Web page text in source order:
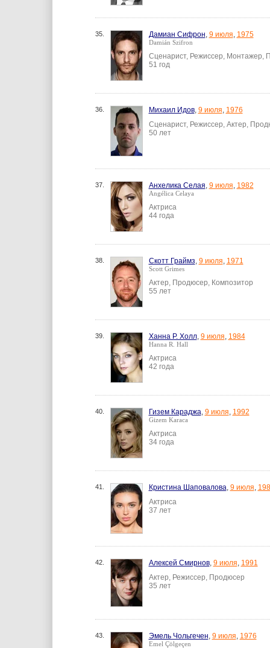
35. Дамиан Сифрон, 9 июля, 1975
Damián Szifron
Сценарист, Режиссер, Монтажер,
51 год
36. Михаил Идов, 9 июля, 1976
Сценарист, Режиссер, Актер,
50 лет
37. Анхелика Селая, 9 июля, 1982
Angélica Celaya
Актриса
44 года
38. Скотт Граймз, 9 июля, 1971
Scott Grimes
Актер, Продюсер, Композитор
55 лет
39. Ханна Р. Холл, 9 июля, 1984
Hanna R. Hall
Актриса
42 года
40. Гизем Караджа, 9 июля, 1992
Gizem Karaca
Актриса
34 года
41. Кристина Шаповалова, 9 июля,
Актриса
37 лет
42. Алексей Смирнов, 9 июля, 1991
Актер, Режиссер, Продюсер
35 лет
43. Эмель Чольгечен, 9 июля, 1976
Emel Çölgeçen